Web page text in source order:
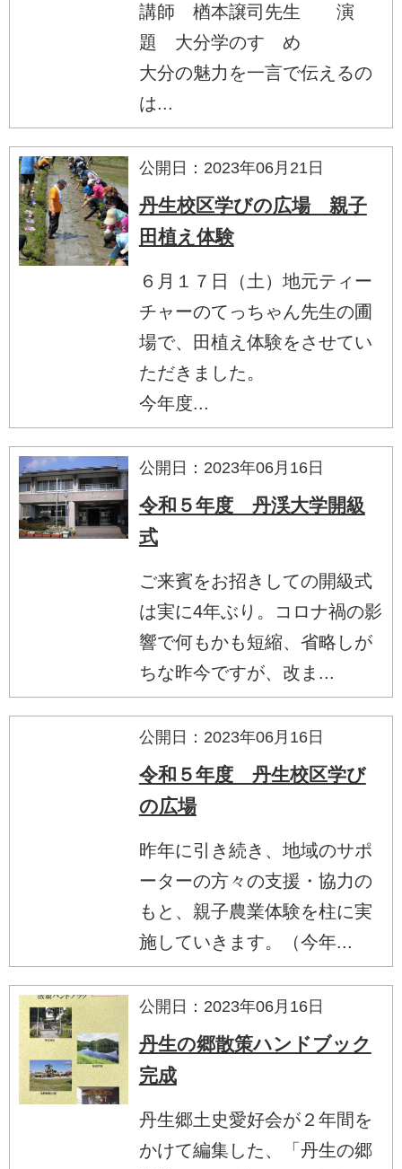
講師 楢本譲司先生 演
題 大分学のすゝめ
大分の魅力を一言で伝えるの
は...
公開日：2023年06月21日
丹生校区学びの広場 親子
田植え体験
６月１７日（土）地元ティー
チャーのてっちゃん先生の圃
場で、田植え体験をさせてい
ただきました。
今年度...
公開日：2023年06月16日
令和５年度 丹渓大学開級
式
ご来賓をお招きしての開級式
は実に4年ぶり。コロナ禍の影
響で何もかも短縮、省略しが
ちな昨今ですが、改ま...
公開日：2023年06月16日
令和５年度 丹生校区学び
の広場
昨年に引き続き、地域のサポ
ーターの方々の支援・協力の
もと、親子農業体験を柱に実
施していきます。（今年...
公開日：2023年06月16日
丹生の郷散策ハンドブック
完成
丹生郷土史愛好会が２年間を
かけて編集した、「丹生の郷